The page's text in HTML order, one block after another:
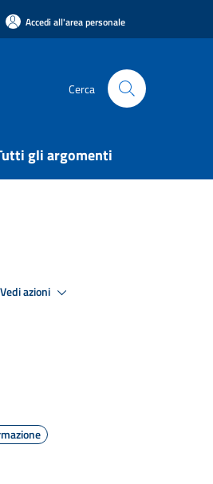
Accedi all'area personale
Cerca
gli argomenti
Vedi azioni